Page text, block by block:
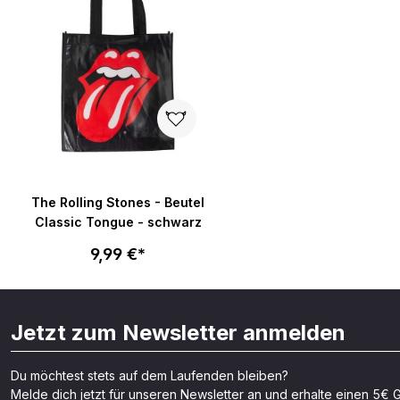
The Rolling Stones - Beutel
Classic Tongue - schwarz
9,99 €*
Jetzt zum Newsletter anmelden
Du möchtest stets auf dem Laufenden bleiben?
Melde dich jetzt für unseren Newsletter an und erhalte einen 5€